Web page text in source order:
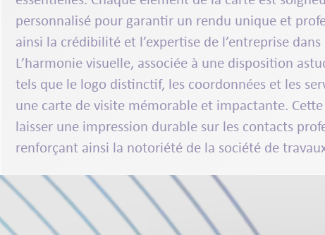
personnalisé pour garantir un rendu unique et
ainsi la crédibilité et l’expertise de l’entreprise
L’harmonie visuelle, associée à une disposition
tels que le logo distinctif, les coordonnées et les
une carte de visite mémorable et impactante. Cette
laisser une impression durable sur les contacts
renforçant ainsi la notoriété de la société de